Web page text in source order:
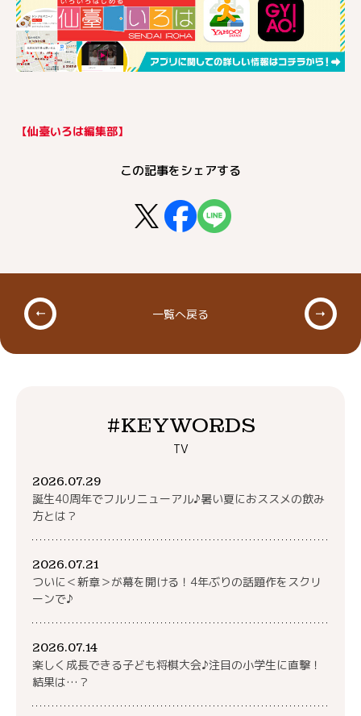
【仙臺いろは編集部】
この記事をシェアする
一覧へ戻る
#KEYWORDS
TV
2026.07.29
誕生40周年でフルリニューアル♪暑い夏におススメの飲み
方とは？
2026.07.21
ついに＜新章＞が幕を開ける！4年ぶりの話題作をスクリ
ーンで♪
2026.07.14
楽しく成長できる子ども将棋大会♪注目の小学生に直撃！
結果は…？